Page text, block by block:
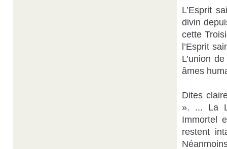
L’Esprit
divin
cette
l’Esprit
L’union
âmes
Dites
». ... La
Immortel
restent